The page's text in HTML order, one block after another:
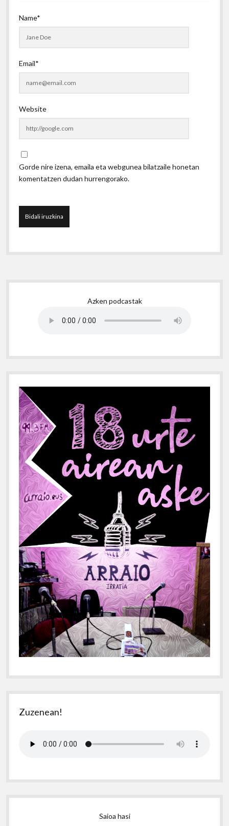
Name*
Email*
Website
Gorde nire izena, emaila eta webgunea bilatzaile honetan
komentatzen dudan hurrengorako.
Sidebar
Azken podcastak
Zuzenean!
Saioa hasi